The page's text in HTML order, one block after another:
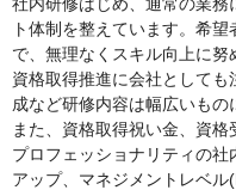
ト体制を整えています。希
で、無理なくスキル向上に努
資格取得推進に会社として
成など研修内容は幅広いもの
また、資格取得祝い金、資
プロフェッショナリティの
アップ、マネジメントレベル